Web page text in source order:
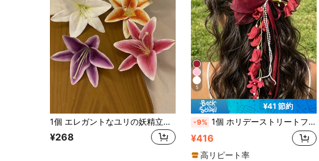
1個 エレガントなユリの妖精立体フラワーヘアクリップ レディース用、ユニークなフローラルヘアクロウ ヘアアクセサリー、雰囲気のあるストリートスタイル、夏アクセサリー、旅行、クロウクリップ、ヘアクリップ、ヘアスライド、ヘアクロウ、学校用品、バケーションアウトフィット レディース、ヘアアクセサリー、ヘッドアクセサリー、ヘアピン
¥268
5
¥41 節約
-9% 1個 ホリデーストリートファッション レッド 片面スズランタッセルメッシュリボン スプリングクリップ ヘアクロー ボビーピン
¥416
高リピート率